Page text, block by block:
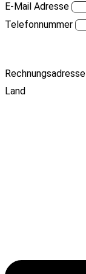
E-Mail Adresse
Telefonnummer
Rechnungsadresse
Land